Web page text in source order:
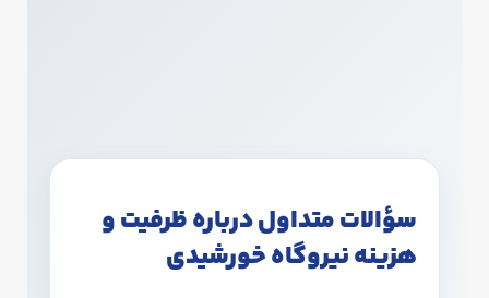
سؤالات متداول درباره ظرفیت و
هزینه نیروگاه خورشیدی